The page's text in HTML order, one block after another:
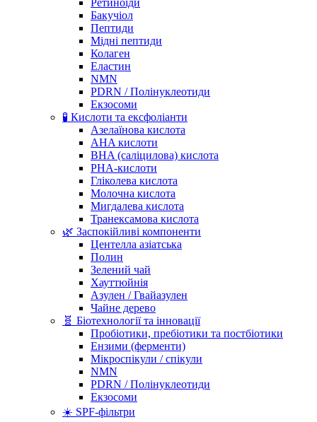
Ретиноїди
Бакучіол
Пептиди
Мідні пептиди
Колаген
Еластин
NMN
PDRN / Полінуклеотиди
Екзосоми
🧪 Кислоти та ексфоліанти
Азелаїнова кислота
AHA кислоти
BHA (саліцилова) кислота
PHA-кислоти
Гліколева кислота
Молочна кислота
Мигдалева кислота
Транексамова кислота
🌿 Заспокійливі компоненти
Центелла азіатська
Полин
Зелений чай
Хауттюйнія
Азулен / Гвайазулен
Чайне дерево
🧬 Біотехнології та інновації
Пробіотики, пребіотики та постбіотики
Ензими (ферменти)
Мікроспікули / спікули
NMN
PDRN / Полінуклеотиди
Екзосоми
☀️ SPF-фільтри